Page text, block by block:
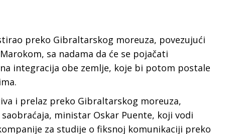
preko Gibraltarskog moreuza, povezujući
sa nadama da će se pojačati
integracija obe zemlje, koje bi potom postale
i prelaz preko Gibraltarskog moreuza,
ministar Oskar Puente, koji vodi
za studije o fiksnoj komunikaciji preko